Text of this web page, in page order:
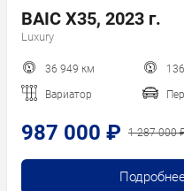
BAIC X35, 2023 г.
Luxury
36 949 км
Вариатор
987 000 ₽ 1 287 000